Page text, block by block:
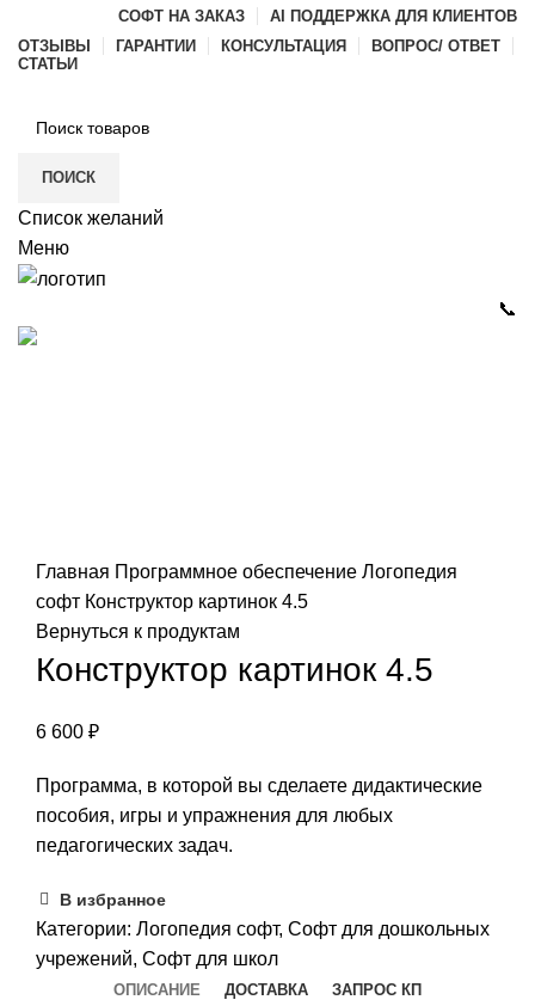
СОФТ НА ЗАКАЗ
AI ПОДДЕРЖКА ДЛЯ КЛИЕНТОВ
ОТЗЫВЫ
ГАРАНТИИ КОНСУЛЬТАЦИЯ
ВОПРОС/ ОТВЕТ
СТАТЬИ
ПОИСК
Список желаний
Меню
📞
Главная Программное обеспечение Логопедия
софт Конструктор картинок 4.5
Вернуться к продуктам
Конструктор картинок 4.5
6 600 ₽
Программа, в которой вы сделаете дидактические
пособия, игры и упражнения для любых
педагогических задач.
В избранное
Категории: Логопедия софт, Софт для дошкольных
учрежений, Софт для школ
ОПИСАНИЕ ДОСТАВКА ЗАПРОС КП